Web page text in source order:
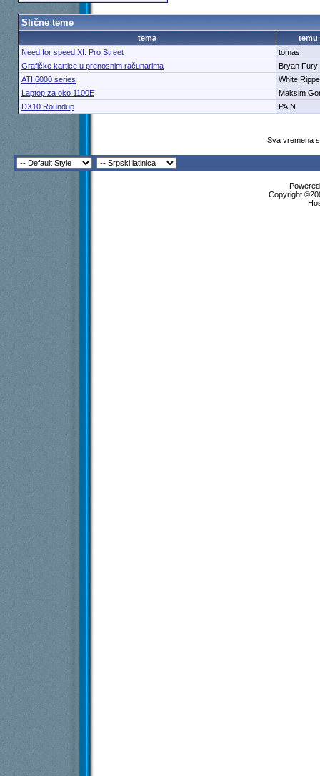
Slične teme
tema
temu
Need for speed XI: Pro Street
tomas
Grafičke kartice u prenosnim računarima
Bryan Fury
ATI 6000 series
White
Laptop za oko 1100E
Maksim
DX10 Roundup
PAIN
Sva vremena
Copyright